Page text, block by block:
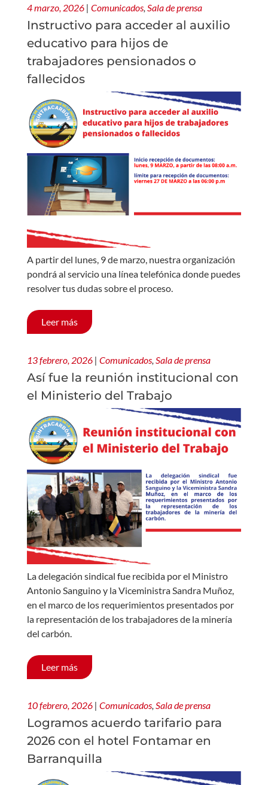
4 marzo, 2026 | Comunicados Sala de prensa
Instructivo para acceder al auxilio
educativo para hijos de
trabajadores pensionados o
fallecidos
A partir del lunes, 9 de marzo, nuestra organización
pondrá al servicio una línea telefónica donde puedes
resolver tus dudas sobre el proceso.
Leer más
13 febrero, 2026 | Comunicados Sala de prensa
Así fue la reunión institucional con
el Ministerio del Trabajo
La delegación sindical fue recibida por el Ministro
Antonio Sanguino y la Viceministra Sandra Muñoz,
en el marco de los requerimientos presentados por
la representación de los trabajadores de la minería
del carbón.
Leer más
10 febrero, 2026 | Comunicados, Sala de prensa
Logramos acuerdo tarifario para
2026 con el hotel Fontamar en
Barranquilla